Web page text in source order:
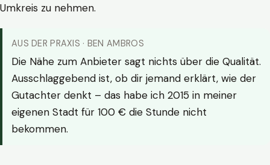
Umkreis zu nehmen.
AUS DER PRAXIS · BEN AMBROS
Die Nähe zum Anbieter sagt nichts über die Qualität.
Ausschlaggebend ist, ob dir jemand erklärt, wie der
Gutachter denkt – das habe ich 2015 in meiner
eigenen Stadt für 100 € die Stunde nicht
bekommen.